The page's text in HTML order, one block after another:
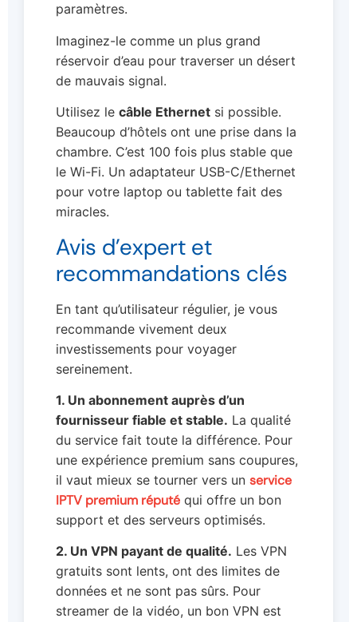
paramètres.
Imaginez-le comme un plus grand
réservoir d’eau pour traverser un désert
de mauvais signal.
Utilisez le câble Ethernet si possible.
Beaucoup d’hôtels ont une prise dans la
chambre. C’est 100 fois plus stable que
le Wi-Fi. Un adaptateur USB-C/Ethernet
pour votre laptop ou tablette fait des
miracles.
Avis d’expert et
recommandations clés
En tant qu’utilisateur régulier, je vous
recommande vivement deux
investissements pour voyager
sereinement.
1. Un abonnement auprès d’un
fournisseur fiable et stable. La qualité
du service fait toute la différence. Pour
une expérience premium sans coupures,
il vaut mieux se tourner vers un service
IPTV premium réputé qui offre un bon
support et des serveurs optimisés.
2. Un VPN payant de qualité. Les VPN
gratuits sont lents, ont des limites de
données et ne sont pas sûrs. Pour
streamer de la vidéo, un bon VPN est